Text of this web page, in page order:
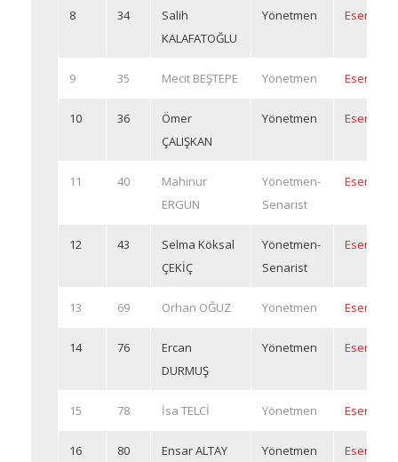
8 34
Salih
KALAFATOĞLU
Yönetmen Eserleri
9 35 Mecit BEŞTEPE Yönetmen Eserleri
10 36
Ömer
ÇALIŞKAN
Yönetmen Eserleri
11 40
Mahinur
ERGUN
Yönetmen-
Senarist
Eserleri
12 43
Selma Köksal
ÇEKİÇ
Yönetmen-
Senarist
Eserleri
13 69 Orhan OĞUZ Yönetmen Eserleri
14 76
Ercan
DURMUŞ
Yönetmen Eserleri
15 78 İsa TELCİ Yönetmen Eserleri
16 80 Ensar ALTAY Yönetmen Eserleri